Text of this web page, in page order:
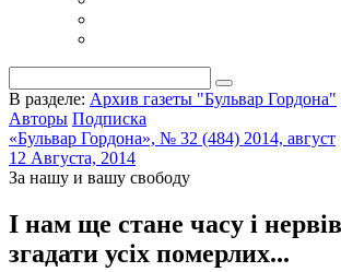
В разделе: Архив газеты "Бульвар Гордона"
Авторы Подписка
«Бульвар Гордона», № 32 (484) 2014, август
12 Августа, 2014
За нашу и вашу свободу
І нам ще стане часу і
згадати усіх померлих...